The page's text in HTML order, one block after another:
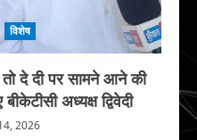
विशेष
तो दे दी पर सामने आने की
अध्यक्ष द्विवेदी
2026